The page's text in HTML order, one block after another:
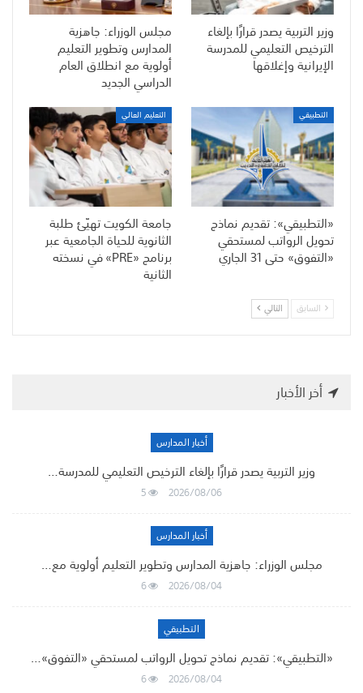
وزير التربية يصدر قرارًا بإلغاء
الترخيص التعليمي للمدرسة
الإيرانية وإغلاقها
مجلس الوزراء: جاهزية
المدارس وتطوير التعليم
أولوية مع انطلاق العام
الدراسي الجديد
التطبيقي
«التطبيقي»: تقديم نماذج
تحويل الرواتب لمستحقي
«التفوق» حتى 31 الجاري
التعليم العالي
جامعة الكويت تهيّئ طلبة
الثانوية للحياة الجامعية عبر
برنامج «PRE» في نسخته
الثانية
السابق التالي
أخر الأخبار
أخبار المدارس
وزير التربية يصدر قرارًا بإلغاء الترخيص التعليمي للمدرسة…
2026/08/06
5
أخبار المدارس
مجلس الوزراء: جاهزية المدارس وتطوير التعليم أولوية مع…
2026/08/04
6
التطبيقي
«التطبيقي»: تقديم نماذج تحويل الرواتب لمستحقي «التفوق»…
2026/08/04
6